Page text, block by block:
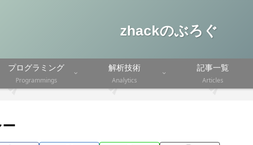
zhackのぶろぐ
プログラミング
Programmings
解析技術
Analytics
記事一覧
Articles